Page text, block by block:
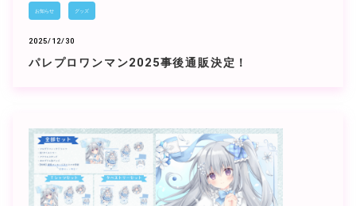
お知らせ グッズ
2025/12/30
パレプロワンマン2025事後通販決定！